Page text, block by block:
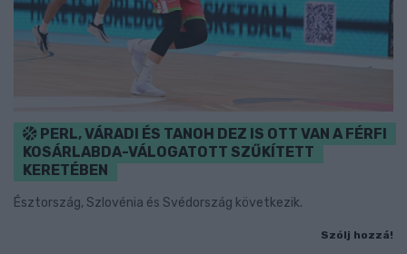
PERL, VÁRADI ÉS TANOH DEZ IS OTT VAN A FÉRFI
KOSÁRLABDA-VÁLOGATOTT SZŰKÍTETT
KERETÉBEN
Észtország, Szlovénia és Svédország következik.
Szólj hozzá!